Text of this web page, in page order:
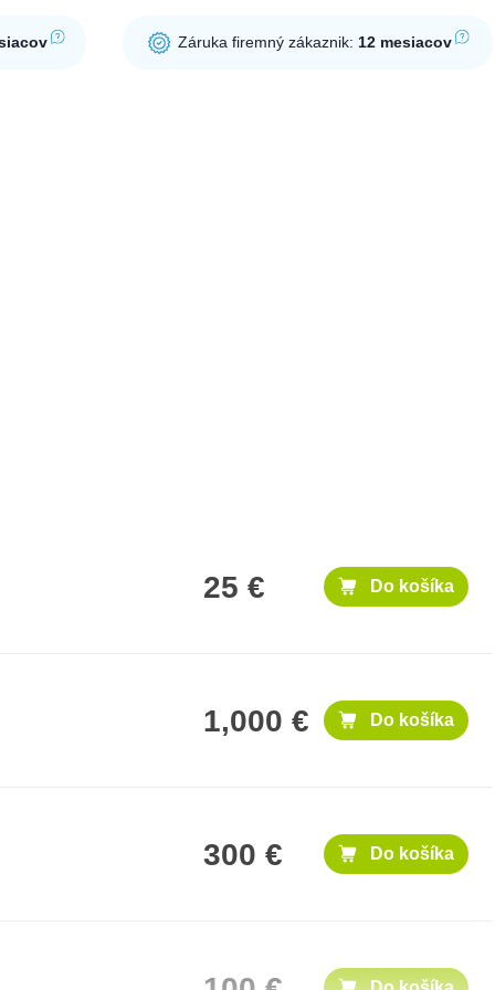
Záruka firemný zákaznik:12 mesiacov
25 € Do košíka
1,000 € Do košíka
300 € Do košíka